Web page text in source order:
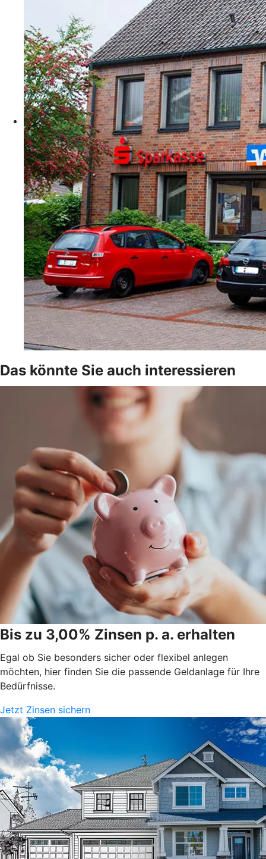
Das könnte Sie auch interessieren
Bis zu 3,00% Zinsen p. a. erhalten
Egal ob Sie besonders sicher oder flexibel anlegen
möchten, hier finden Sie die passende Geldanlage für Ihre
Bedürfnisse.
Jetzt Zinsen sichern